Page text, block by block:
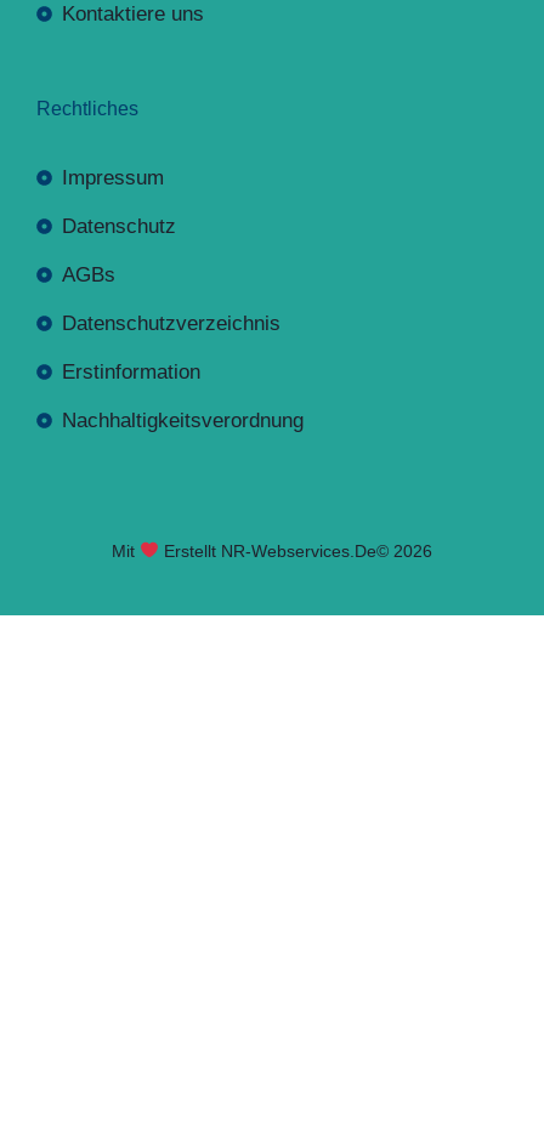
Kontaktiere uns
Rechtliches
Impressum
Datenschutz
AGBs
Datenschutzverzeichnis
Erstinformation
Nachhaltigkeitsverordnung
Mit Erstellt NR-Webservices.de© 2026